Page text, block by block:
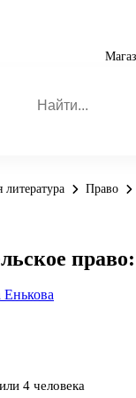
литература Право
Енькова
4 человека